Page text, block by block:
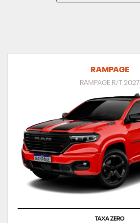
RAMPAGE
RAMPAGE R/T 2027
TAXA ZERO